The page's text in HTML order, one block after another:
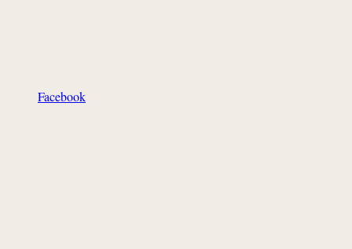
Facebook